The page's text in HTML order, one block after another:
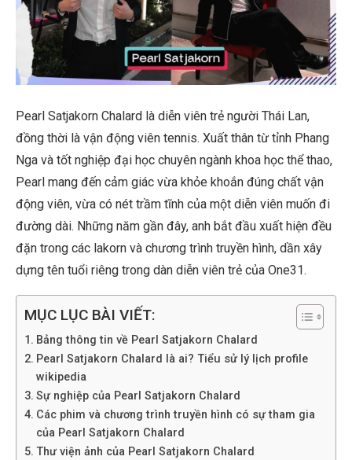
Pearl Satjakorn Chalard là diễn viên trẻ người Thái Lan,
đồng thời là vận động viên tennis. Xuất thân từ tỉnh Phang
Nga và tốt nghiệp đại học chuyên ngành khoa học thể thao,
Pearl mang đến cảm giác vừa khỏe khoắn đúng chất vận
động viên, vừa có nét trầm tĩnh của một diễn viên muốn đi
đường dài. Những năm gần đây, anh bắt đầu xuất hiện đều
đặn trong các lakorn và chương trình truyền hình, dần xây
dựng tên tuổi riêng trong dàn diễn viên trẻ của One31.
MỤC LỤC BÀI VIẾT:
Bảng thông tin về Pearl Satjakorn Chalard
Pearl Satjakorn Chalard là ai? Tiểu sử lý lịch profile
wikipedia
Sự nghiệp của Pearl Satjakorn Chalard
Các phim và chương trình truyền hình có sự tham gia
của Pearl Satjakorn Chalard
Thư viện ảnh của Pearl Satjakorn Chalard